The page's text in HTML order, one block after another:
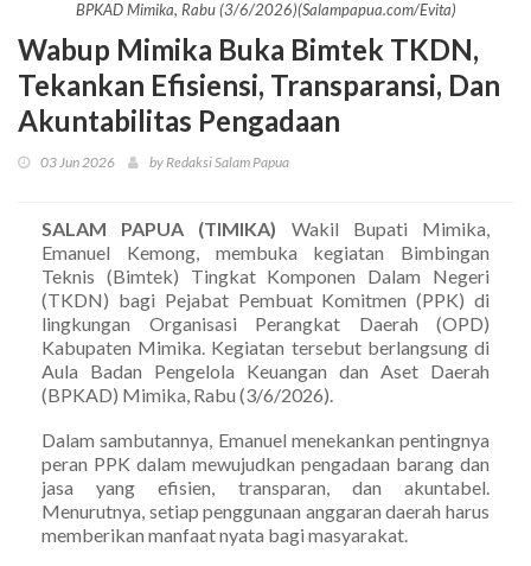
BPKAD Mimika, Rabu (3/6/2026)(Salampapua.com/Evita)
Wabup Mimika Buka Bimtek TKDN,
Tekankan Efisiensi, Transparansi, Dan
Akuntabilitas Pengadaan
03 Jun 2026 by Redaksi Salam Papua
SALAM PAPUA (TIMIKA) Wakil Bupati Mimika,
Emanuel Kemong, membuka kegiatan Bimbingan
Teknis (Bimtek) Tingkat Komponen Dalam Negeri
(TKDN) bagi Pejabat Pembuat Komitmen (PPK) di
lingkungan Organisasi Perangkat Daerah (OPD)
Kabupaten Mimika. Kegiatan tersebut berlangsung di
Aula Badan Pengelola Keuangan dan Aset Daerah
(BPKAD) Mimika, Rabu (3/6/2026).
Dalam sambutannya, Emanuel menekankan pentingnya
peran PPK dalam mewujudkan pengadaan barang dan
jasa yang efisien, transparan, dan akuntabel.
Menurutnya, setiap penggunaan anggaran daerah harus
memberikan manfaat nyata bagi masyarakat.